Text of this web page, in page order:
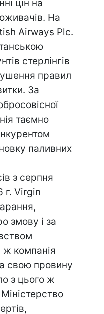
цін на
На
Airways Plc.
стерлінгів
правил
За
таємно
паливних
з серпня
г. Virgin
змову і за
ж компанія
свою провину
з цього ж